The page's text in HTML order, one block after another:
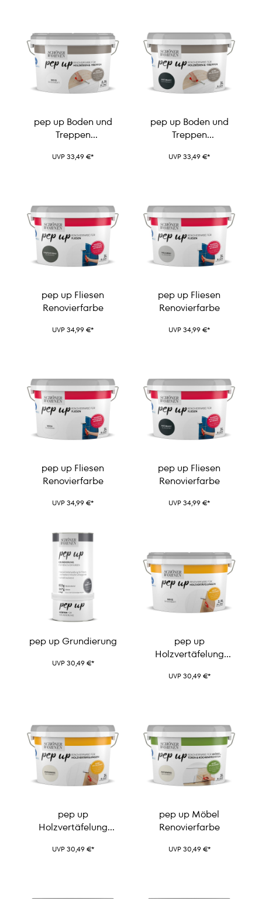
pep up Boden und
Treppen
UVP 33,49 €*
pep up Boden und
Treppen
UVP 33,49 €*
pep up Fliesen
Renovierfarbe
UVP 34,99 €*
pep up Fliesen
Renovierfarbe
UVP 34,99 €*
pep up Fliesen
Renovierfarbe
UVP 34,99 €*
pep up Fliesen
Renovierfarbe
UVP 34,99 €*
pep up Grundierung
UVP 30,49 €*
pep up
Holzvertäfelung
UVP 30,49 €*
pep up
Holzvertäfelung
UVP 30,49 €*
pep up Möbel
Renovierfarbe
UVP 30,49 €*